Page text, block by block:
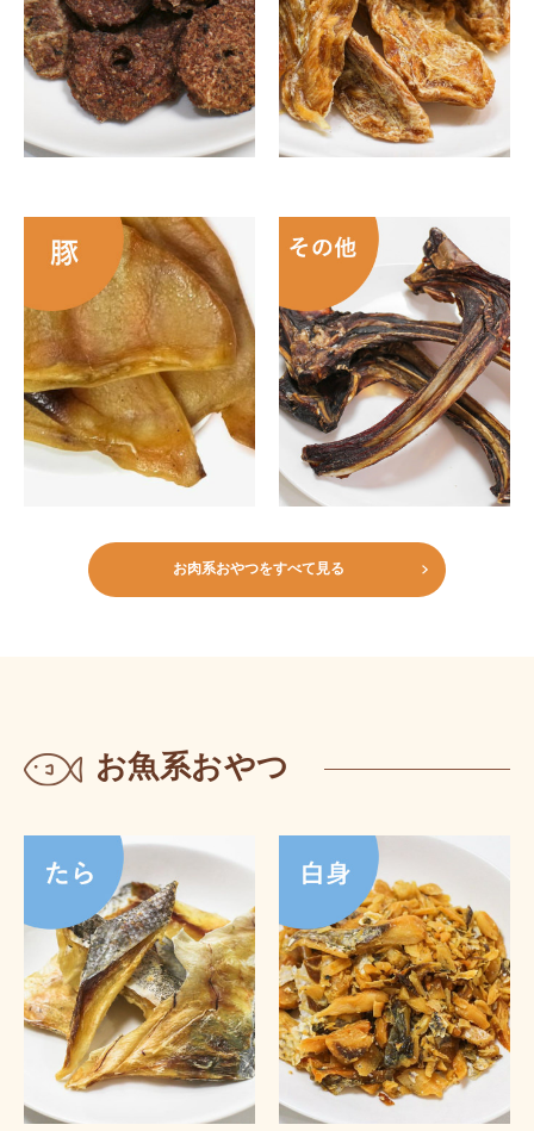
お肉系おやつをすべて見る
お魚系おやつ